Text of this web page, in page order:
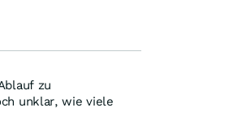
zu
unklar, wie viele